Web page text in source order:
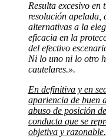
Resulta excesivo
resolución apelada,
alternativas a la
eficacia en la
del efectivo
Ni lo uno ni lo otro
cautelares.».
En definitiva y en
apariencia de buen
abuso de posición
conducta que se
objetiva y razonable.